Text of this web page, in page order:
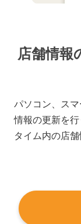
店舗情報
パソコン、ス
情報の更新を
タイム内の店